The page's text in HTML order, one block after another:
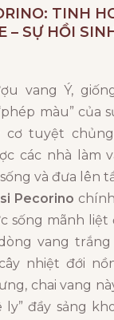
TINH
– SỰ HỒI
vang Ý,
màu” của
tuyệt
các nhà làm
và đưa lên
Pecorino
sống mãnh liệt
vang
nhiệt đới
chai vang
đầy sảng